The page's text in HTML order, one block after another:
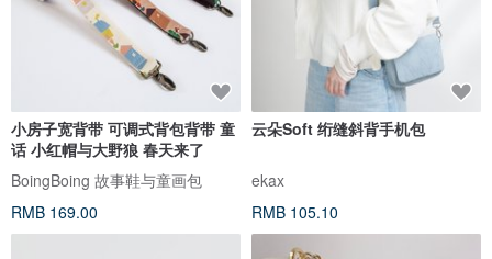
小房子宽背带 可调式背包背带 童
话 小红帽与大野狼 春天来了
BoingBoing 故事鞋与童画包
RMB 169.00
云朵Soft 绗缝斜背手机包
ekax
RMB 105.10